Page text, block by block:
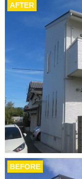
AFTER
BEFORE